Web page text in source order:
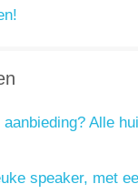
Alle
speaker, met